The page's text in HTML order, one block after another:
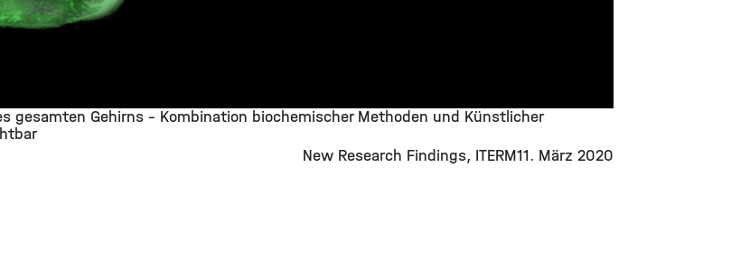
gesamten Gehirns – Kombination biochemischer Methoden und Künstlicher
New Research Findings ITERM11. März 2020